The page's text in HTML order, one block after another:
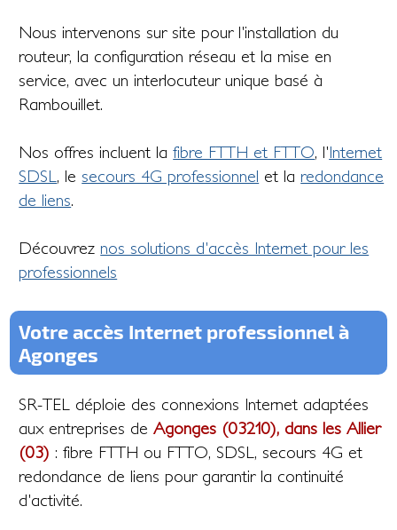
Nous intervenons sur site pour l'installation du
routeur, la configuration réseau et la mise en
service, avec un interlocuteur unique basé à
Rambouillet.
Nos offres incluent lafibre FTTH et FTTO, l'Internet
SDSL , lesecours 4G professionnel et la redondance
de liens.
Découvrez nos solutions d'accès Internet pour les
professionnels
Votre accès Internet professionnel à
Agonges
SR-TEL déploie des connexions Internet adaptées
aux entreprises deAgonges (03210), dans les Allier
(03) : fibre FTTH ou FTTO, SDSL, secours 4G et
redondance de liens pour garantir la continuité
d'activité.